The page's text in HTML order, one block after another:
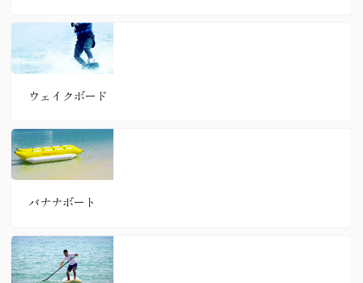
ウェイクボード
バナナボート